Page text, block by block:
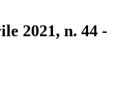
2021, n. 44 -